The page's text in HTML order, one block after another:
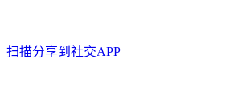
扫描分享到社交APP